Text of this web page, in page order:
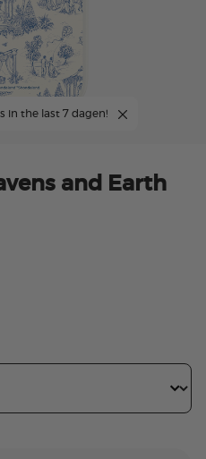
in the last 7 dagen!
and Earth